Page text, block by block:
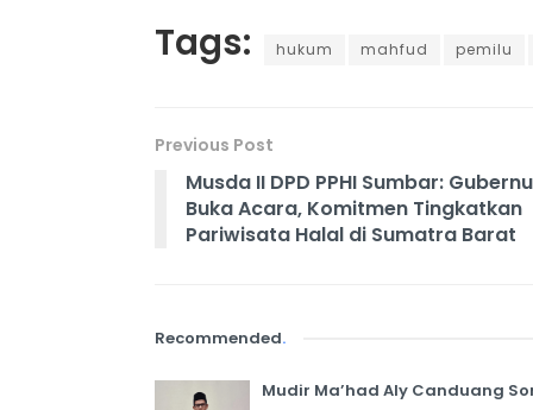
Tags: hukum mahfud pemilu
Previous Post
Musda II DPD PPHI Sumbar:
Buka Acara, Komitmen Tingkatkan
Pariwisata Halal di Sumatra Barat
Recommended.
Mudir Ma’had Aly Canduang